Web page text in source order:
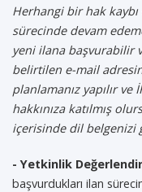
Herhangi bir hak
sürecinde devam
yeni ilana başvurabilir
belirtilen e-mail
planlamanız yapılır
hakkınıza katılmış
içerisinde dil belgenizi
- Yetkinlik
başvurdukları ilan